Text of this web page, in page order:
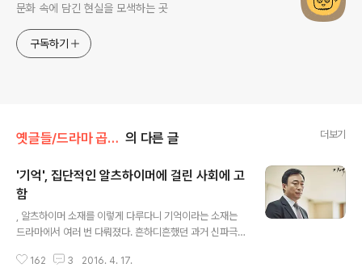
문화 속에 담긴 현실을 모색하는 곳
구독하기
옛글들/드라마 곱씹기 의 다른 글 더보기
'기억', 집단적인 알츠하이머에 걸린 사회에 고
함
, 알츠하이머 소재를 이렇게 다루다니 기억이라는 소재는
드라마에서 여러 번 다뤄졌다. 흔하디흔했던 과거 신파극
드라마들에서도 많이 다뤄졌다. 하지만 최근 기억의 문제
162 3 2016. 4. 17.